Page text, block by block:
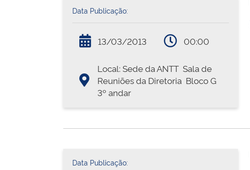
Data Publicação:
13/03/2013 00:00
Local: Sede da ANTT  Sala de
Reuniões da Diretoria  Bloco G 
3º andar
Data Publicação: